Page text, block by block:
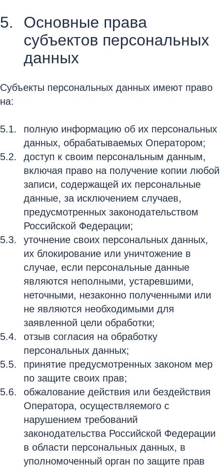
Основные права
субъектов персональных
данных
Субъекты персональных данных имеют право
на:
полную информацию об их персональных
данных, обрабатываемых Оператором;
доступ к своим персональным данным,
включая право на получение копии любой
записи, содержащей их персональные
данные, за исключением случаев,
предусмотренных законодательством
Российской Федерации;
уточнение своих персональных данных,
их блокирование или уничтожение в
случае, если персональные данные
являются неполными, устаревшими,
неточными, незаконно полученными или
не являются необходимыми для
заявленной цели обработки;
отзыв согласия на обработку
персональных данных;
принятие предусмотренных законом мер
по защите своих прав;
обжалование действия или бездействия
Оператора, осуществляемого с
нарушением требований
законодательства Российской Федерации
в области персональных данных, в
уполномоченный орган по защите прав